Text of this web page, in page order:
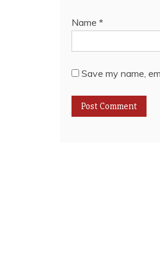
Name *
Save my name,